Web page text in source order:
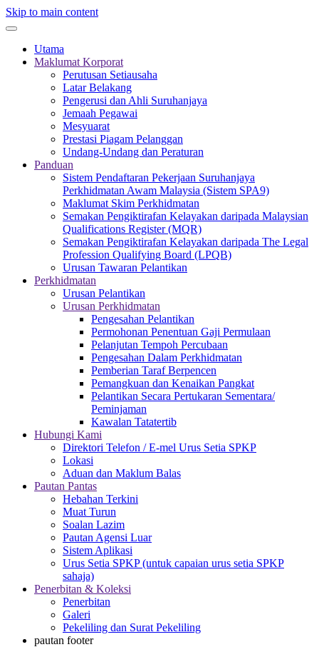
Skip to main content
Utama
Maklumat Korporat
Perutusan Setiausaha
Latar Belakang
Pengerusi dan Ahli Suruhanjaya
Jemaah Pegawai
Mesyuarat
Prestasi Piagam Pelanggan
Undang-Undang dan Peraturan
Panduan
Sistem Pendaftaran Pekerjaan Suruhanjaya
Perkhidmatan Awam Malaysia (Sistem SPA9)
Maklumat Skim Perkhidmatan
Semakan Pengiktirafan Kelayakan daripada Malaysian
Qualifications Register (MQR)
Semakan Pengiktirafan Kelayakan daripada The Legal
Profession Qualifying Board (LPQB)
Urusan Tawaran Pelantikan
Perkhidmatan
Urusan Pelantikan
Urusan Perkhidmatan
Pengesahan Pelantikan
Permohonan Penentuan Gaji Permulaan
Pelanjutan Tempoh Percubaan
Pengesahan Dalam Perkhidmatan
Pemberian Taraf Berpencen
Pemangkuan dan Kenaikan Pangkat
Pelantikan Secara Pertukaran Sementara/
Peminjaman
Kawalan Tatatertib
Hubungi Kami
Direktori Telefon / E-mel Urus Setia SPKP
Lokasi
Aduan dan Maklum Balas
Pautan Pantas
Hebahan Terkini
Muat Turun
Soalan Lazim
Pautan Agensi Luar
Sistem Aplikasi
Urus Setia SPKP (untuk capaian urus setia SPKP
sahaja)
Penerbitan & Koleksi
Penerbitan
Galeri
Pekeliling dan Surat Pekeliling
pautan footer